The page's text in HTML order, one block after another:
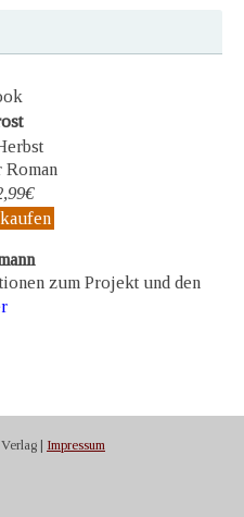
zum Projekt und den
| Impressum